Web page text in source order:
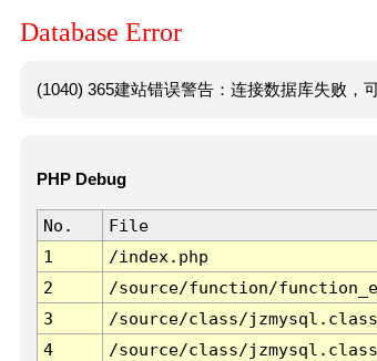
Database Error
(1040) 365建站错误警告：连接数据库失败，
PHP Debug
No. File
1
/index.php
2
/source/function/
3
/source/class/
4
/source/class/